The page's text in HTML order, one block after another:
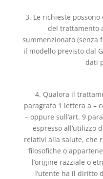
3. Le richieste
del trattamento
summenzionato
il modello previsto dal
dati
4. Qualora il
paragrafo 1 lettera a –
– oppure sull’art. 9
espresso all’utilizzo
relativi alla salute, che
filosofiche o
l’origine razziale o
l’utente ha il diritto